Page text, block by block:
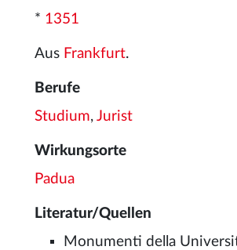
* 1351
Aus Frankfurt.
Berufe
Studium, Jurist
Wirkungsorte
Padua
Literatur/Quellen
Monumenti della